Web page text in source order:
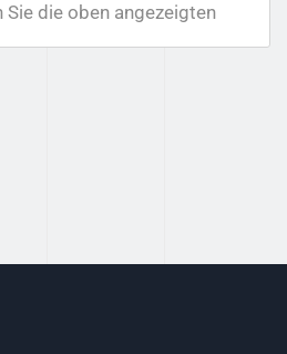
Sie die oben angezeigten